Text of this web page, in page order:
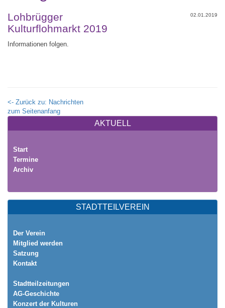
AKTUELL
Start
Termine
Archiv
STADTTEILVEREIN
Der Verein
Mitglied werden
Satzung
Kontakt
Stadtteilzeitungen
AG-Geschichte
Konzert der Kulturen
02.01.2019
Lohbrügger
Kulturflohmarkt 2019
Informationen folgen.
<- Zurück zu: Nachrichten
zum Seitenanfang